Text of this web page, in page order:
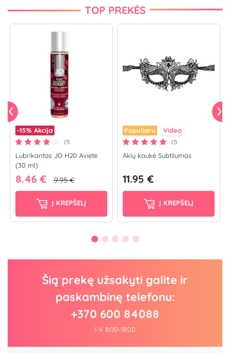
TOP PREKĖS
-15% Akcija
(1)
Lubrikantas JO H20 Avietė
(30 ml)
8.46 € 9.95 €
Į KREPŠELĮ
Populiaru Video
(1)
Akių kaukė Subtilumas
11.95 €
Į KREPŠELĮ
Šią prekę užsakyti galite ir
paskambinę telefonu:
+370 600 84088
I-V 8:00-18:00